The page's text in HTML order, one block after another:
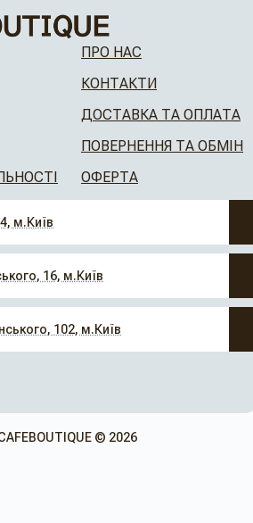
ПРО НАС
КОНТАКТИ
ДОСТАВКА ТА ОПЛАТА
ПОВЕРНЕННЯ ТА ОБМІН
ОФЕРТА
м.Київ
16, м.Київ
102, м.Київ
© 2026